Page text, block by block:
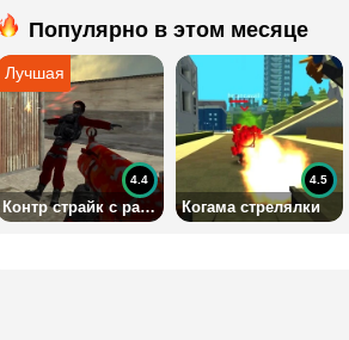
Популярно в этом месяце
Контр страйк с разным оружием
4.4
Когама стрелялки
4.5